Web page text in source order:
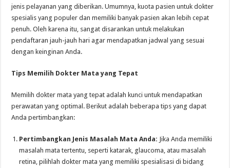
jenis pelayanan yang diberikan. Umumnya, kuota pasien untuk dokter
spesialis yang populer dan memiliki banyak pasien akan lebih cepat
penuh. Oleh karena itu, sangat disarankan untuk melakukan
pendaftaran jauh-jauh hari agar mendapatkan jadwal yang sesuai
dengan keinginan Anda.
Tips Memilih Dokter Mata yang Tepat
Memilih dokter mata yang tepat adalah kunci untuk mendapatkan
perawatan yang optimal. Berikut adalah beberapa tips yang dapat
Anda pertimbangkan:
Pertimbangkan Jenis Masalah Mata Anda: Jika Anda memiliki
masalah mata tertentu, seperti katarak, glaucoma, atau masalah
retina, pilihlah dokter mata yang memiliki spesialisasi di bidang